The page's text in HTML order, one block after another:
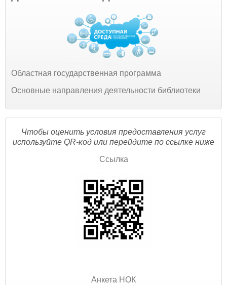
Областная государственная программа
Основные направления деятельности библиотеки
Чтобы оценить условия предоставления услуг
используйте QR-код или перейдите по ссылке ниже
Ссылка
Анкета НОК